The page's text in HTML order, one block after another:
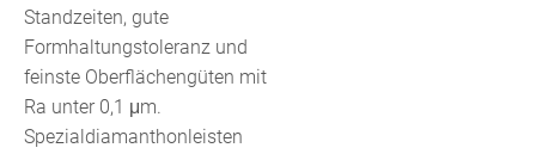
Standzeiten, gute
Formhaltungstoleranz und
feinste Oberflächengüten mit
Ra unter 0,1 μm.
Spezialdiamanthonleisten